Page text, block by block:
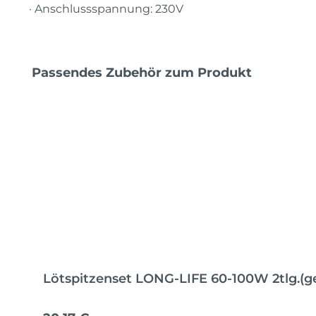
· Anschlussspannung: 230V
Produktgalerie überspringen
Passendes Zubehör zum Produkt
Lötspitzenset LONG-LIFE 60-100W